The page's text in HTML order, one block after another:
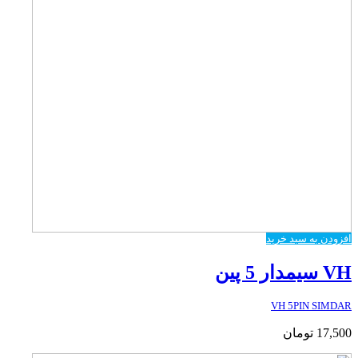
افزودن به سبد خرید
VH سیمدار 5 پین
VH 5PIN SIMDAR
17,500 تومان